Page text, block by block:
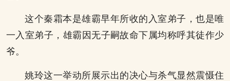
这个秦霜本是雄霸早年所收的入室弟子，也是唯
一入室弟子，雄霸因无子嗣故命下属均称呼其徒作少
爷。
姚玲这一举动所展示出的决心与杀气显然震慑住